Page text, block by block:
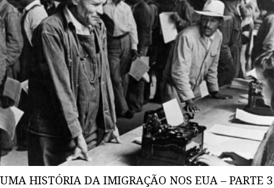
UMA HISTÓRIA DA IMIGRAÇÃO NOS EUA – PARTE 3